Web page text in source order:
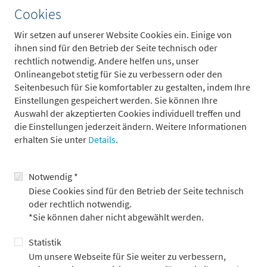
Cookies
Wir setzen auf unserer Website Cookies ein. Einige von
ihnen sind für den Betrieb der Seite technisch oder
rechtlich notwendig. Andere helfen uns, unser
Onlineangebot stetig für Sie zu verbessern oder den
Seitenbesuch für Sie komfortabler zu gestalten, indem Ihre
Einstellungen gespeichert werden. Sie können Ihre
Auswahl der akzeptierten Cookies individuell treffen und
die Einstellungen jederzeit ändern. Weitere Informationen
erhalten Sie unter Details.
Notwendig *
Diese Cookies sind für den Betrieb der Seite technisch
oder rechtlich notwendig.
*Sie können daher nicht abgewählt werden.
Statistik
Um unsere Webseite für Sie weiter zu verbessern,
signifikant die Inflation steigt wird, hängt maßgeblich davon
Hormus wieder normalisiert. Grundvoraussetzungen hierfür
sind, dass die vereinbarte Waffenruhe Bestand hat und die
Blockade der Meerenge beendet wird.
Weltwirtschaft trotz Dämpfer weiter auf
Wachstumskurs
Unsere Prognose für das globale Wirtschaftswachstum – für
geringfügig um 0,2 Prozentpunkte gesenkt. Trotz des
stagflationär wirkenden Angebotsschocks befindet sich die
Weltwirtschaft also weit entfernt von einer Rezession. Da die
Energiepreise kurzfristig nicht auf die Vorkriegsniveaus
zumindest vorübergehend steigen wird. Wir bestätigen daher
unsere November-Prognose und erwarten 2026 weiterhin zwei